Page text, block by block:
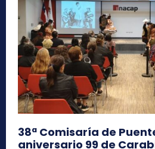
38ª Comisaría de
aniversario 99 de